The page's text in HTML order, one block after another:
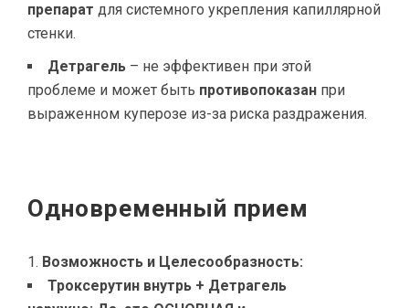
препарат для системного укрепления капиллярной
стенки.
Детрагель – не эффективен при этой
проблеме и может быть противопоказан при
выраженном куперозе из-за риска раздражения.
Одновременный прием
Возможность и Целесообразность:
Троксерутин внутрь + Детрагель